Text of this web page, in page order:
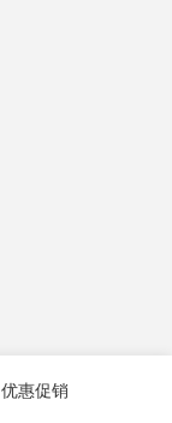
优惠促销